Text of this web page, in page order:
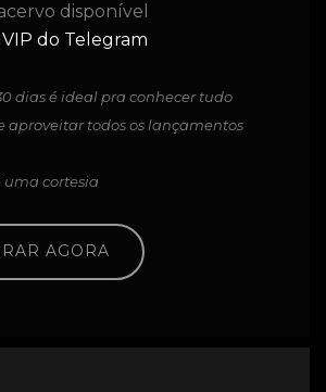
disponível
do Telegram
dias é ideal pra conhecer tudo
aproveitar todos os lançamentos
uma cortesia
AGORA